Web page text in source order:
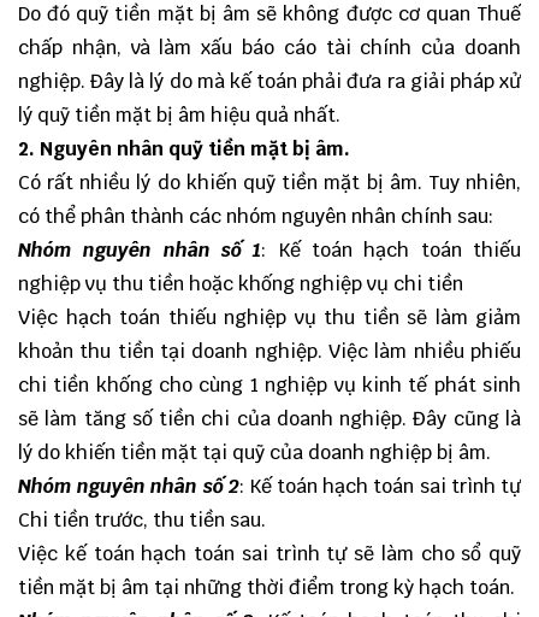
Do đó quỹ tiền mặt bị âm sẽ không được cơ quan Thuế
chấp nhận, và làm xấu báo cáo tài chính của doanh
nghiệp. Đây là lý do mà kế toán phải đưa ra giải pháp xử
lý quỹ tiền mặt bị âm hiệu quả nhất.
2. Nguyên nhân quỹ tiền mặt bị âm.
Có rất nhiều lý do khiến quỹ tiền mặt bị âm. Tuy nhiên,
có thể phân thành các nhóm nguyên nhân chính sau:
Nhóm nguyên nhân số 1: Kế toán hạch toán thiếu
nghiệp vụ thu tiền hoặc khống nghiệp vụ chi tiền
Việc hạch toán thiếu nghiệp vụ thu tiền sẽ làm giảm
khoản thu tiền tại doanh nghiệp. Việc làm nhiều phiếu
chi tiền khống cho cùng 1 nghiệp vụ kinh tế phát sinh
sẽ làm tăng số tiền chi của doanh nghiệp. Đây cũng là
lý do khiến tiền mặt tại quỹ của doanh nghiệp bị âm.
Nhóm nguyên nhân số 2: Kế toán hạch toán sai trình tự
Chi tiền trước, thu tiền sau.
Việc kế toán hạch toán sai trình tự sẽ làm cho sổ quỹ
tiền mặt bị âm tại những thời điểm trong kỳ hạch toán.